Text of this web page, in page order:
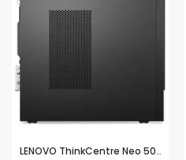
LENOVO ThinkCentre Neo 50s G4 SFF Intel Core i3-13100 8GB 512GB SSD M.2 UMA W11P 3Y - 12JF0012BL